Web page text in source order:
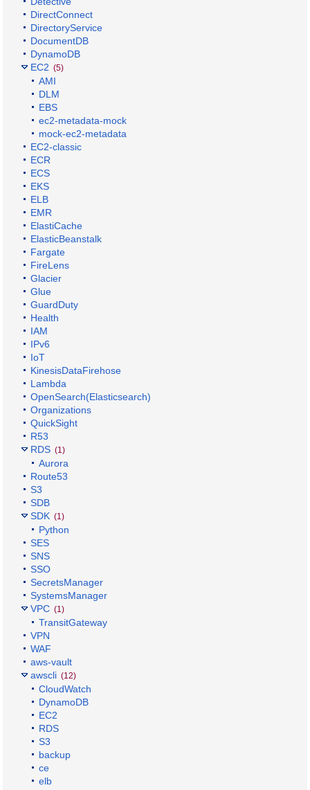
DirectConnect
DirectoryService
DocumentDB
DynamoDB
EC2 (5)
AMI
DLM
EBS
ec2-metadata-mock
mock-ec2-metadata
EC2-classic
ECR
ECS
EKS
ELB
EMR
ElastiCache
ElasticBeanstalk
Fargate
FireLens
Glacier
Glue
GuardDuty
Health
IAM
IPv6
IoT
KinesisDataFirehose
Lambda
OpenSearch(Elasticsearch)
Organizations
QuickSight
R53
RDS (1)
Aurora
Route53
S3
SDB
SDK (1)
Python
SES
SNS
SSO
SecretsManager
SystemsManager
VPC (1)
TransitGateway
VPN
WAF
aws-vault
awscli (12)
CloudWatch
DynamoDB
EC2
RDS
S3
backup
ce
elb